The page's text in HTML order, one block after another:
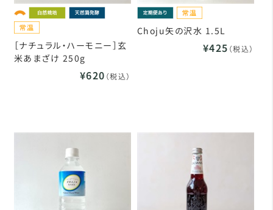
［ナチュラル・ハーモニー］玄
米あまざけ 250g
¥620 （税込）
Choju矢の沢水 1.5L
¥425 （税込）